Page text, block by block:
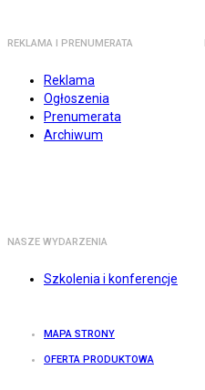
REKLAMA I PRENUMERATA
Reklama
Ogłoszenia
Prenumerata
Archiwum
NASZE WYDARZENIA
Szkolenia i konferencje
MAPA STRONY
OFERTA PRODUKTOWA